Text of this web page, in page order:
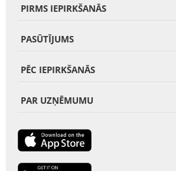
PIRMS IEPIRKŠANĀS
PASŪTĪJUMS
PĒC IEPIRKŠANĀS
PAR UZŅĒMUMU